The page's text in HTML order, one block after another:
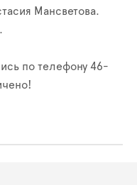
Мансветова.
по телефону 46-